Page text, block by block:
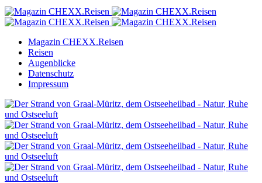
Magazin CHEXX.Reisen
Reisen
Augenblicke
Datenschutz
Impressum